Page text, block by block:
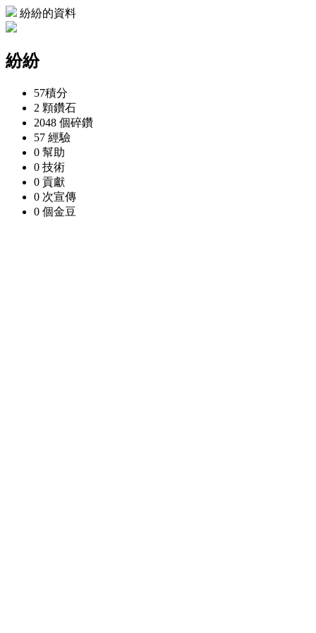
紛紛的資料
紛紛
57積分
2 顆鑽石
2048 個碎鑽
57 經驗
0 幫助
0 技術
0 貢獻
0 次宣傳
0 個金豆